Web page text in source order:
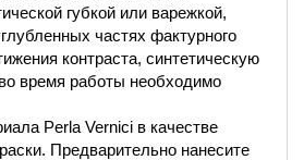
губкой или варежкой,
частях фактурного
контраста, синтетическую
время работы необходимо
Perla Vernici в качестве
Предварительно нанесите